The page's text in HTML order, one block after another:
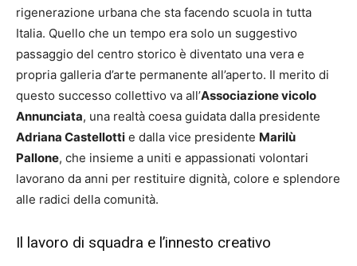
rigenerazione urbana che sta facendo scuola in tutta
Italia. Quello che un tempo era solo un suggestivo
passaggio del centro storico è diventato una vera e
propria galleria d’arte permanente all’aperto. Il merito di
questo successo collettivo va all’Associazione vicolo
Annunciata, una realtà coesa guidata dalla presidente
Adriana Castellotti e dalla vice presidente Marilù
Pallone, che insieme a uniti e appassionati volontari
lavorano da anni per restituire dignità, colore e splendore
alle radici della comunità.
Il lavoro di squadra e l’innesto creativo